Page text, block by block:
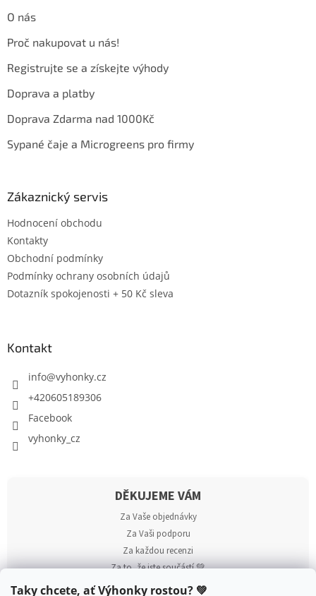
Taky chcete, ať Výhonky rostou? 💚
O nás
Proč nakupovat u nás!
Registrujte se a získejte výhody
Doprava a platby
Doprava Zdarma nad 1000Kč
Sypané čaje a Microgreens pro firmy
Zákaznický servis
Hodnocení obchodu
Kontakty
Obchodní podmínky
Podmínky ochrany osobních údajů
Dotazník spokojenosti + 50 Kč sleva
Kontakt
info@vyhonky.cz
+420605189306
Facebook
vyhonky_cz
DĚKUJEME VÁM
Za Vaše objednávky
Za Vaši podporu
Za každou recenzi
Za to, že jste součástí 💚